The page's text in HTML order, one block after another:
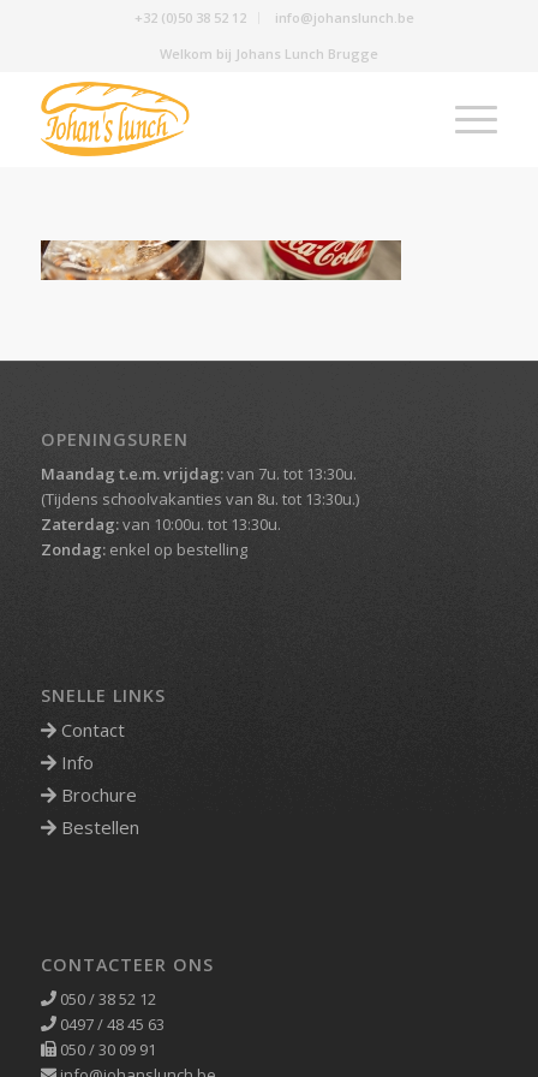
+32 (0)50 38 52 12
info@johanslunch.be
Welkom bij Johans Lunch Brugge
OPENINGSUREN
Maandag t.e.m. vrijdag:van 7u. tot 13:30u.
(Tijdens schoolvakanties van 8u. tot 13:30u.)
Zaterdag:van 10:00u. tot 13:30u.
Zondag:enkel op bestelling
SNELLE LINKS
Contact
Info
Brochure
Bestellen
CONTACTEER ONS
050 / 38 52 12
0497 / 48 45 63
050 / 30 09 91